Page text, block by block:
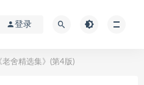
登录
老舍精选集》(第4版)